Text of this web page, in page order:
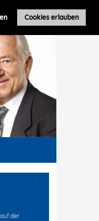
Cookies erlauben
Roland Leuschel
der